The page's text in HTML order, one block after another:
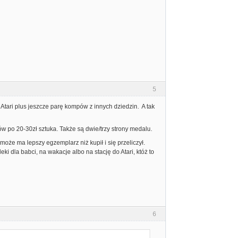
5
plus jeszcze parę kompów z innych dziedzin. A tak
po 20-30zł sztuka. Także są dwie/trzy strony medalu.
ma lepszy egzemplarz niż kupił i się przeliczył.
dla babci, na wakacje albo na stację do Atari, któż to
6